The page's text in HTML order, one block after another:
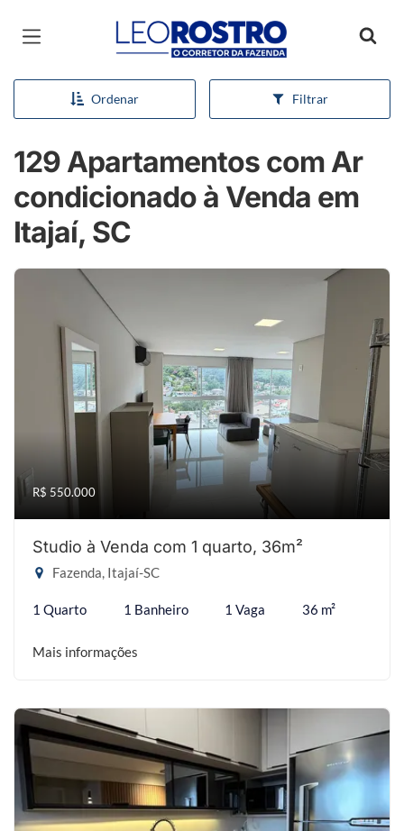
Página inicial
Ordenar Filtrar
129 Apartamentos com Ar
condicionado à Venda em
Itajaí, SC
R$ 550.000
Studio à Venda com 1 quarto, 36m²
Fazenda, Itajaí-SC
1 Quarto 1 Banheiro 1 Vaga 36 m²
Mais informações